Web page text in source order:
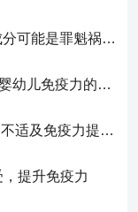
宝宝胃肠道不适？奶粉中的这些成分可能是罪魁祸首！
宝宝总生病就是免疫力低下？关于婴幼儿免疫力的真相，家长必须了解！
宝宝喂养难题：奶粉喂养与胃肠道不适及免疫力提升的奥秘
提升免疫力